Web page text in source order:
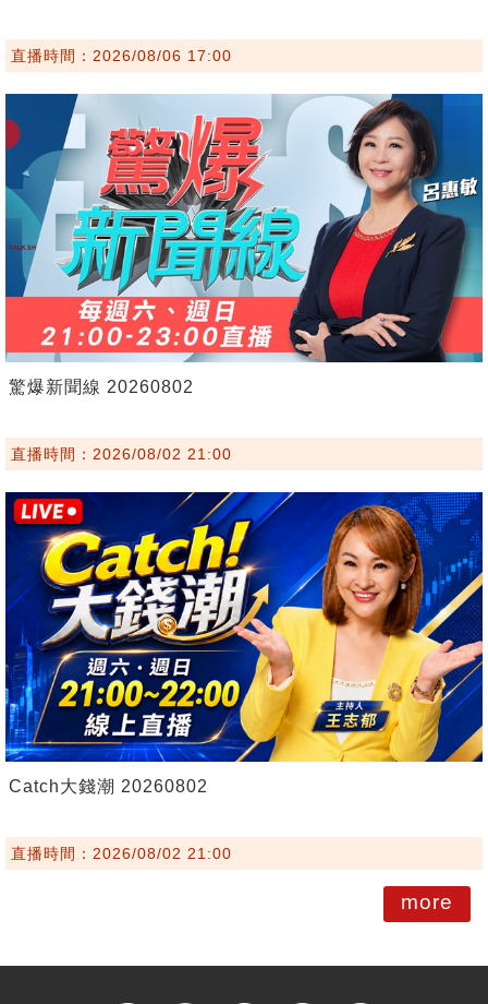
直播時間：2026/08/06 17:00
驚爆新聞線 20260802
直播時間：2026/08/02 21:00
Catch大錢潮 20260802
直播時間：2026/08/02 21:00
more